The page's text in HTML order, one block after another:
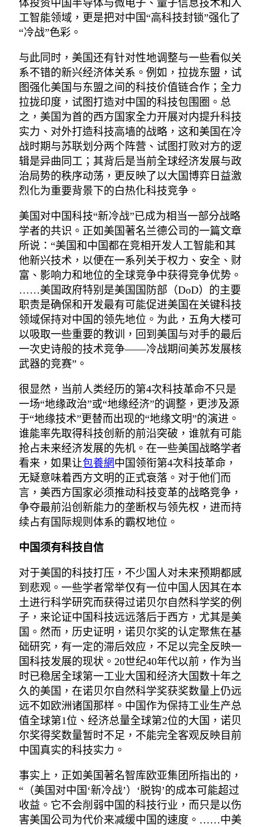
体投资中国半导体与微电子、量子信息技术和人
工智能领域，更是把对中国“高科技封锁”强化了
“冷战”色彩。
与此同时，美国还有针对性地调整与一些看似关
系不错的新兴经济体关系。例如，拉拢东盟，试
图强化美国与东盟之间的科技价值链合作；全力
拉拢印度，试图打造对中国的科技包围圈。总
之，美国为首的西方国家全力开展对内提升科技
实力、对外打造科技高墙的战略，这和美国在冷
战时期与苏联划分两个阵营、试图打败对方的逻
辑是异曲同工；其背后是当前全球经济发展与政
治局势的秩序动荡，更反映了以大国博弈日益激
烈化为重要背景下的白热化科技竞争。
美国对中国科技“新冷战”已成为相当一部分战略
学者的共识。正如美国著名兰德公司的一篇文章
所说：“美国和中国都在竞相开发人工智能和其
他新兴技术，以便在一系列关于权力、安全、财
富、影响力和地位的全球竞争中获得竞争优势。
……美国政府特别是美国国防部（DoD）的主要
职责是确保和开发最有可能促进美国在关键科技
领域保持对中国的领先地位。为此，五角大楼可
以吸取一些重要的教训，回到美国与对手的最后
一次史诗般的技术竞争——冷战期间美苏发展核
武器的竞赛”。
很显然，当前人类经历的第4次科技革命不只是
一场“地缘政治”或“地缘经济”的调整，更涉及源
于“地缘技术”更替而出现的“地缘文明”的演进。
谁能率先取得科技创新的前沿突破，谁就有可能
抢占未来经济发展的先机。在一些美国战略学者
看来，如果让包養網中国领衔第4次科技革命，
无疑意味着西方文明的正式衰落。对于他们而
言，美西方国家必须推动科技变革的战略竞争，
争夺最前沿创新能力的垄断权与领先权，进而持
续占有国际规则体系的霸权地位。
中国须有科技自信
对于美国的科技打压，不少国人对未来预期都感
到悲观。一些学者常举仅有一位中国人因其在本
土进行科学研究而获得过诺贝尔自然科学奖的例
子，来论证中国科技远远落后于西方，尤其是美
国。然而，历史证明，诺贝尔奖的认定聚焦在基
础研究，有一定的滞后效应，不足以完全反映一
国科技发展的现状。20世纪40年代以前，作为当
时已稳居全球第一工业大国和经济大国数十年之
久的美国，在诺贝尔自然科学奖获奖数量上仍远
远不如欧洲诸国那样。中国作为保持工业生产总
值全球第1位、经济总量全球第2位的大国，诺贝
尔奖得奖数量暂时不足，不能完全客观反映目前
中国真实的科技实力。
事实上，正如美国著名智库欧亚集团所指出的，
“（美国对中国‘新冷战’）‘脱钩’的成本可能超过
收益。它不会削弱中国的科技行业，而只是以伤
害美国公司为代价来减缓中国的速度。……中美